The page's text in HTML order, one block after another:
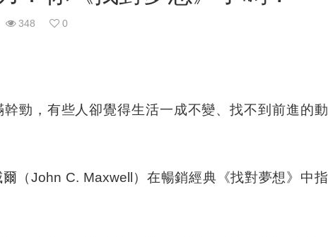
348 0
勁，有些人卻覺得生活一成不變、找不到前進的動
（John C. Maxwell）在暢銷經典《找對夢想》中指